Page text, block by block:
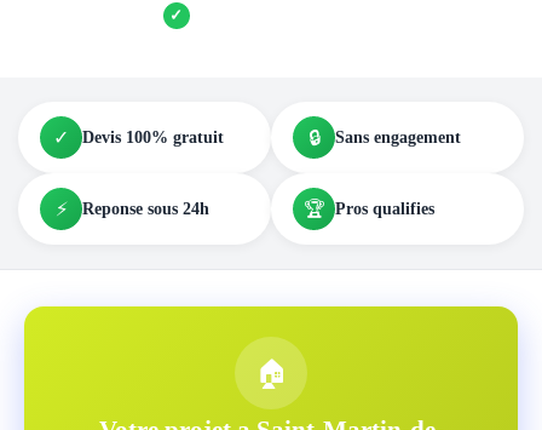
✓ Aides et primes incluses
✓ Devis 100% gratuit 🔒 Sans engagement
⚡ Reponse sous 24h 🏆 Pros qualifies
🏠